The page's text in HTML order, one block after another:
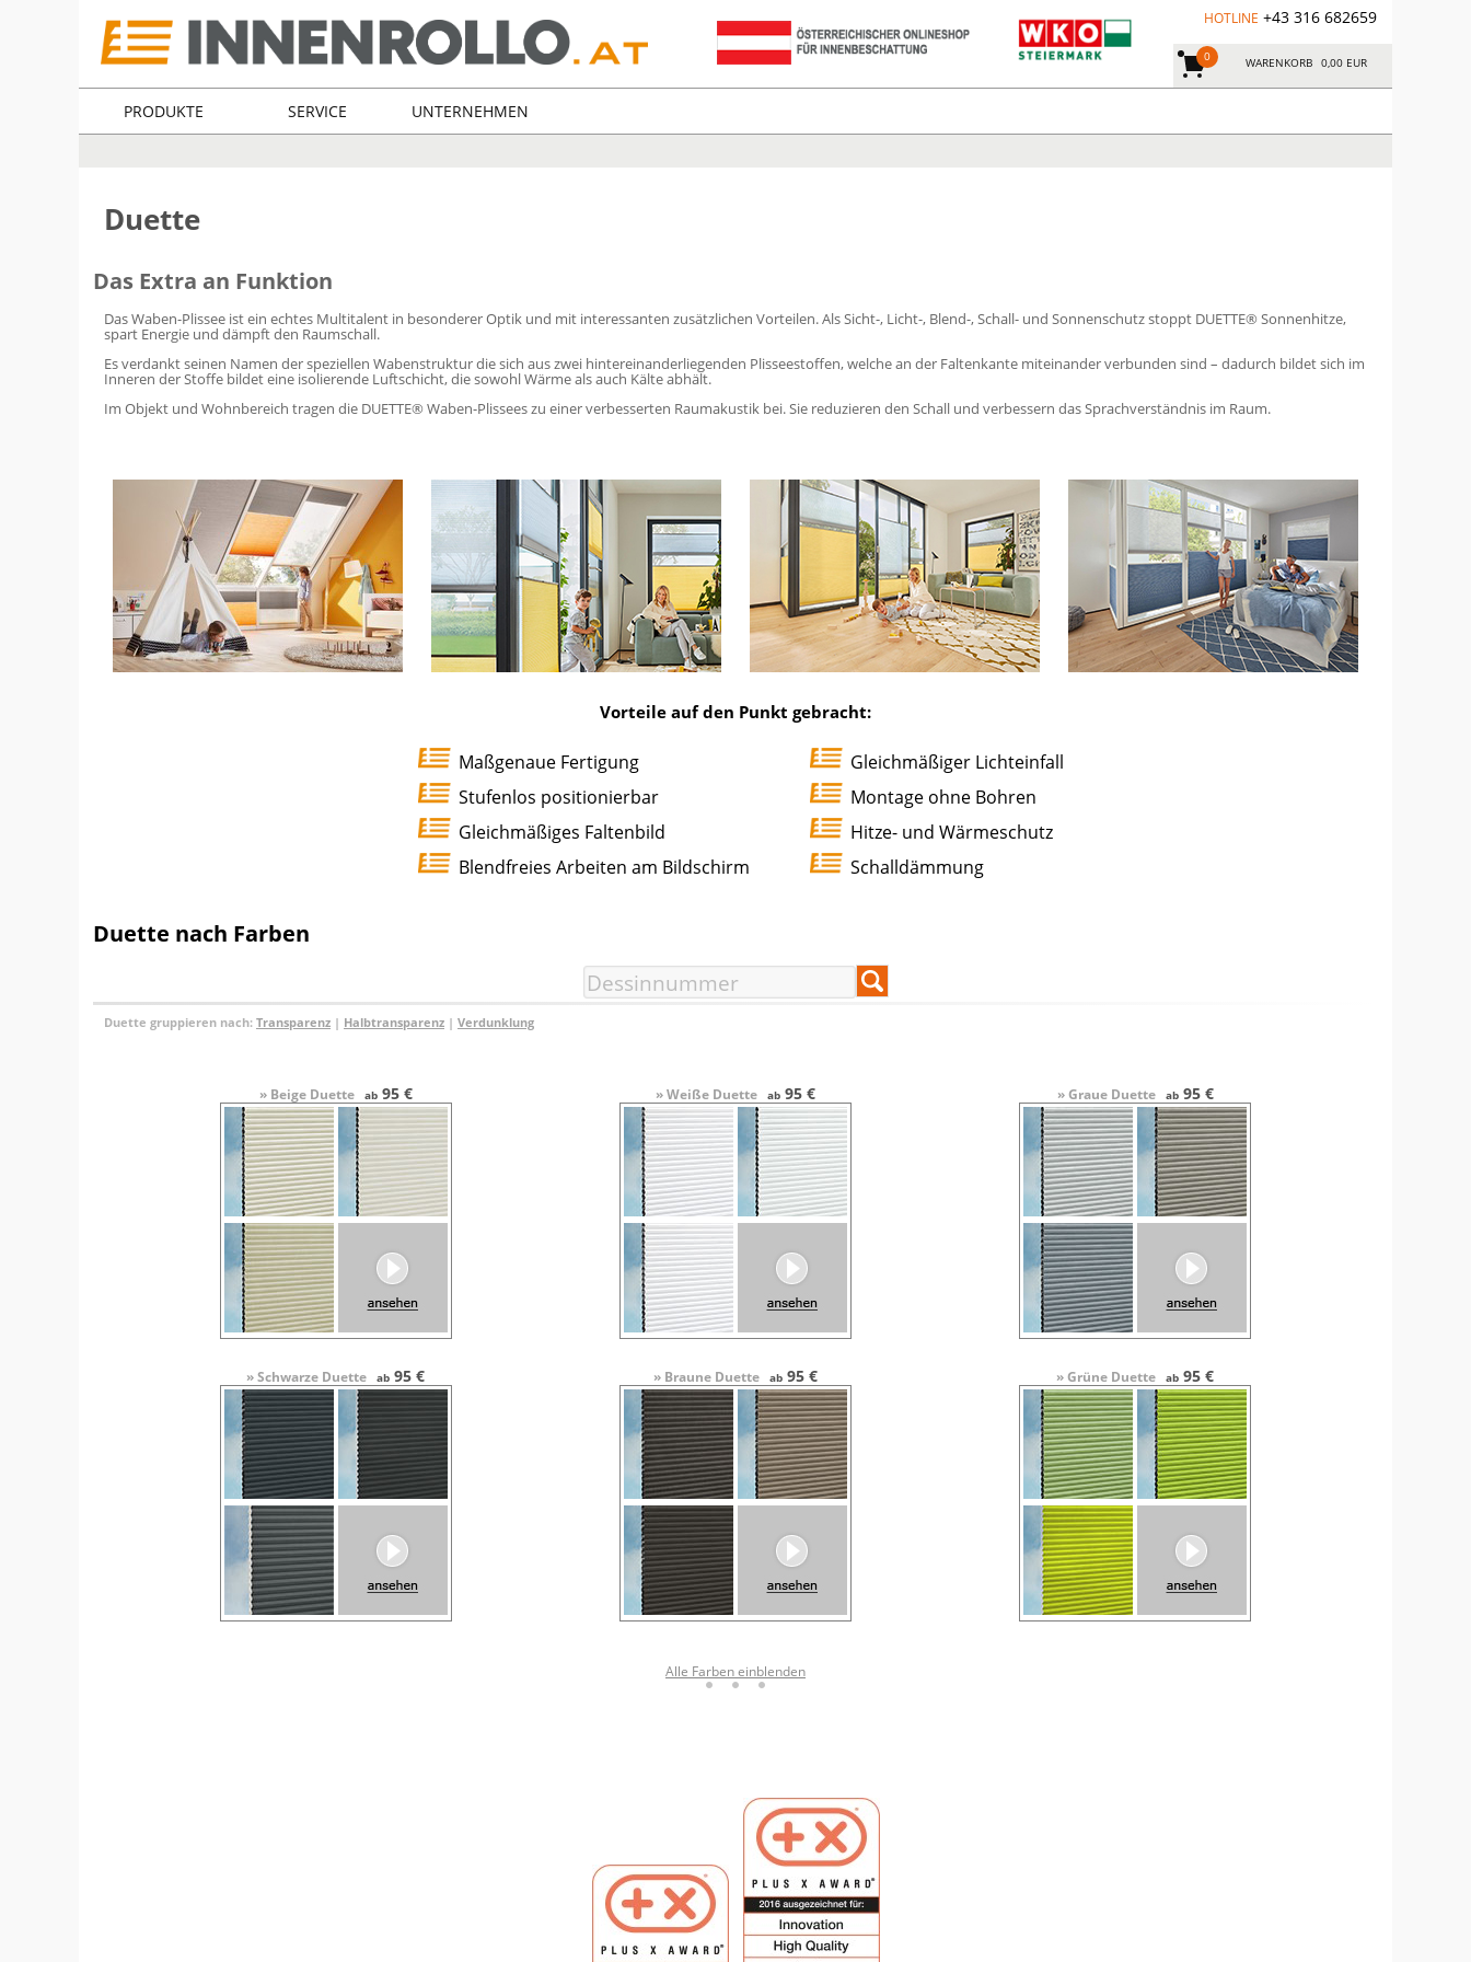
PRODUKTE SERVICE UNTERNEHMEN
Duette
Das Extra an Funktion
Das Waben-Plissee ist ein echtes Multitalent in besonderer Optik und mit interessanten zusätzlichen Vorteilen. Als Sicht-, Licht-, Blend-, Schall- und Sonnenschutz stoppt DUETTE® Sonnenhitze,
spart Energie und dämpft den Raumschall.
Es verdankt seinen Namen der speziellen Wabenstruktur die sich aus zwei hintereinanderliegenden Plisseestoffen, welche an der Faltenkante miteinander verbunden sind – dadurch bildet sich im
Inneren der Stoffe bildet eine isolierende Luftschicht, die sowohl Wärme als auch Kälte abhält.
Im Objekt und Wohnbereich tragen die DUETTE® Waben-Plissees zu einer verbesserten Raumakustik bei. Sie reduzieren den Schall und verbessern das Sprachverständnis im Raum.
Vorteile auf den Punkt gebracht:
Maßgenaue Fertigung
Stufenlos positionierbar
Gleichmäßiges Faltenbild
Blendfreies Arbeiten am Bildschirm
Gleichmäßiger Lichteinfall
Montage ohne Bohren
Hitze- und Wärmeschutz
Schalldämmung
Duette nach Farben
Duette gruppieren nach: Transparenz | Halbtransparenz | Verdunklung
» Beige Duette ab 95 € » Weiße Duette ab 95 € » Graue Duette ab 95 €
» Schwarze Duette ab 95 € » Braune Duette ab 95 € » Grüne Duette ab 95 €
Alle Farben einblenden
WARENKORB
0 0,00 EUR
HOTLINE +43 316 682659